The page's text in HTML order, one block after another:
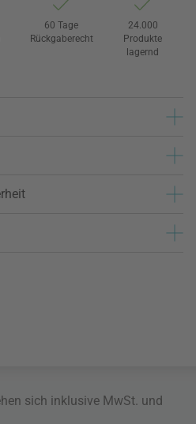
60 Tage
Rückgaberecht
24.000
Produkte
lagernd
sich inklusive MwSt. und